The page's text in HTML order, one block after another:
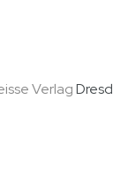
Verlag